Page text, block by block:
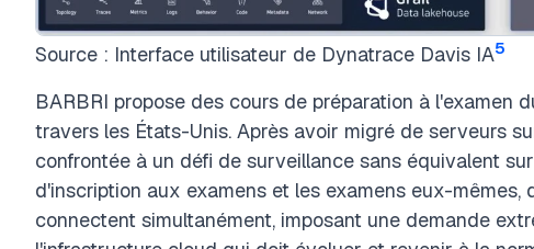
Source : Interface utilisateur de Dynatrace Davis IA5
BARBRI propose des cours de préparation à l'examen
travers les États-Unis. Après avoir migré de serveurs
confrontée à un défi de surveillance sans équivalent
d'inscription aux examens et les examens eux-mêmes,
connectent simultanément, imposant une demande